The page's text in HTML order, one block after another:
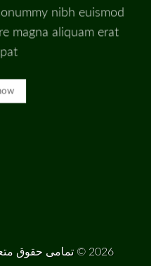
nibh euismod
magna aliquam erat
2026 © تمامی حقوق